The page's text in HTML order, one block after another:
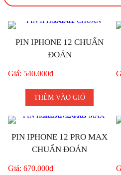
PIN IPHONE 12 CHUẨN
ĐOÁN
Giá: 540.000đ
THÊM VÀO GIỎ
PIN IPHONE 12 PRO MAX
CHUẨN ĐOÁN
Giá: 670.000đ